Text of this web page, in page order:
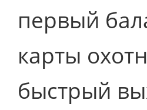
первый
карты
быстрый